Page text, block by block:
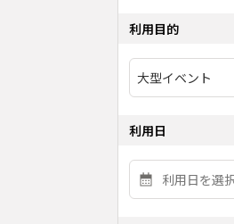
利用目的
利用日